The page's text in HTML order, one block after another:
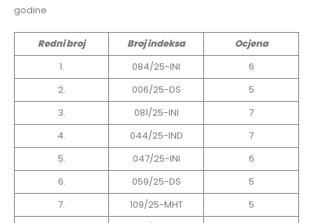
godine
Redni broj Broj indeksa
Ocjena
1.
084/25-INI
6
2.
006/25-DS
5
3.
081/25-INI
7
4.
044/25-IND
7
5.
047/25-INI
6
6.
059/25-DS
5
7.
109/25-MHT
5